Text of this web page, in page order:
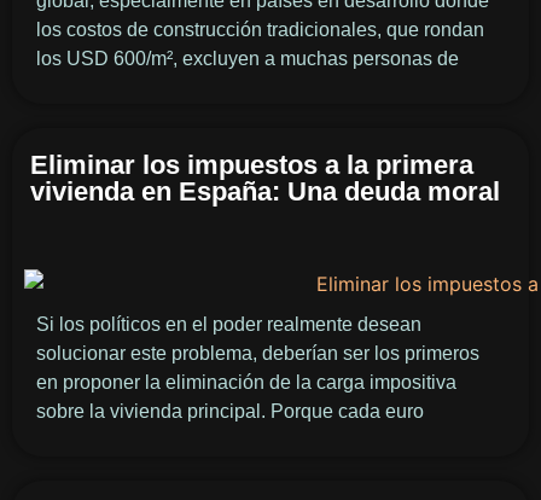
los costos de construcción tradicionales, que rondan
los USD 600/m², excluyen a muchas personas de
Eliminar los impuestos a la primera
vivienda en España: Una deuda moral
Si los políticos en el poder realmente desean
solucionar este problema, deberían ser los primeros
en proponer la eliminación de la carga impositiva
sobre la vivienda principal. Porque cada euro